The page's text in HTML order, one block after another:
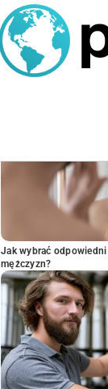
Jak wybrać
mężczyzn?